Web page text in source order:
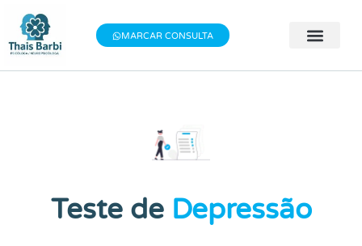
MARCAR CONSULTA
Teste de Depressão